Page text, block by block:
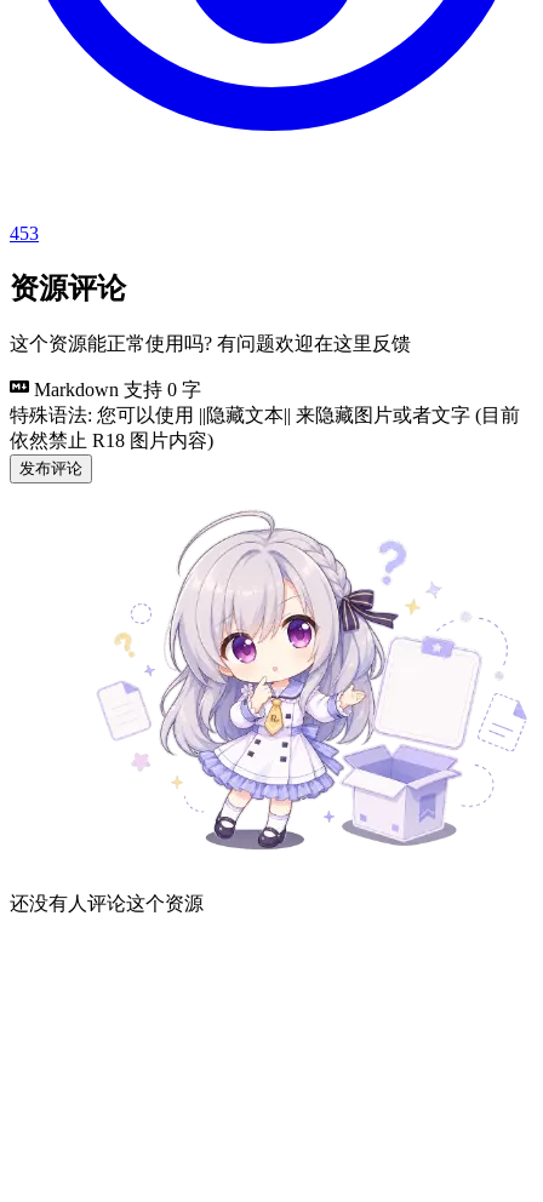
453
资源评论
这个资源能正常使用吗? 有问题欢迎在这里反馈
Markdown 支持 0 字
特殊语法: 您可以使用 ||隐藏文本|| 来隐藏图片或者文字 (目前
依然禁止 R18 图片内容)
发布评论
还没有人评论这个资源